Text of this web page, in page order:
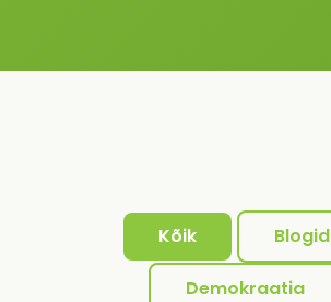
Kõik Blogid
Demokraatia